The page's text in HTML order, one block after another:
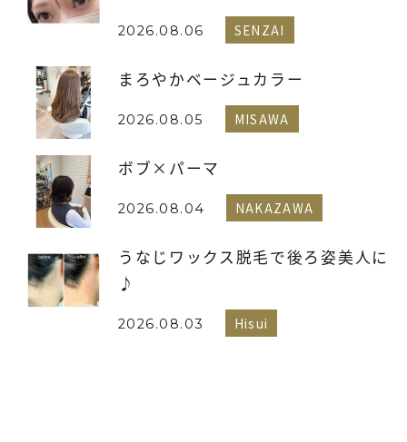
2026.08.06 SENZAI
まろやかベージュカラー
2026.08.05 MISAWA
ボブ×パーマ
2026.08.04 NAKAZAWA
うなじワックス脱毛で後ろ姿美人に
♪
2026.08.03 Hisui